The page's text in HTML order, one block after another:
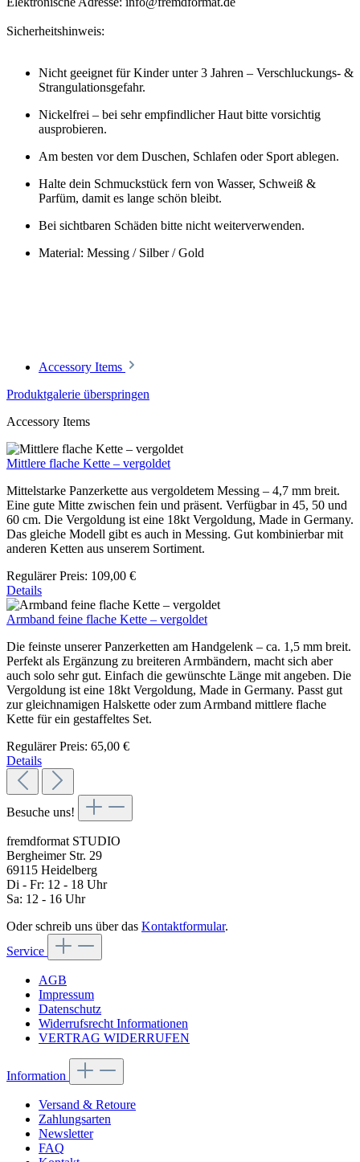
Sicherheitshinweis:
Nicht geeignet für Kinder unter 3 Jahren – Verschluckungs- &
Strangulationsgefahr.
Nickelfrei – bei sehr empfindlicher Haut bitte vorsichtig
ausprobieren.
Am besten vor dem Duschen, Schlafen oder Sport ablegen.
Halte dein Schmuckstück fern von Wasser, Schweiß &
Parfüm, damit es lange schön bleibt.
Bei sichtbaren Schäden bitte nicht weiterverwenden.
Material: Messing / Silber / Gold
Accessory Items
Produktgalerie überspringen
Accessory Items
Mittlere flache Kette – vergoldet
Mittelstarke Panzerkette aus vergoldetem Messing – 4,7 mm breit.
Eine gute Mitte zwischen fein und präsent. Verfügbar in 45, 50 und
60 cm. Die Vergoldung ist eine 18kt Vergoldung, Made in Germany.
Das gleiche Modell gibt es auch in Messing. Gut kombinierbar mit
anderen Ketten aus unserem Sortiment.
Regulärer Preis: 109,00 €
Details
Armband feine flache Kette – vergoldet
Die feinste unserer Panzerketten am Handgelenk – ca. 1,5 mm breit.
Perfekt als Ergänzung zu breiteren Armbändern, macht sich aber
auch solo sehr gut. Einfach die gewünschte Länge mit angeben. Die
Vergoldung ist eine 18kt Vergoldung, Made in Germany. Passt gut
zur gleichnamigen Halskette oder zum Armband mittlere flache
Kette für ein gestaffeltes Set.
Regulärer Preis: 65,00 €
Details
Besuche uns!
fremdformat STUDIO
Bergheimer Str. 29
69115 Heidelberg
Di - Fr: 12 - 18 Uhr
Sa: 12 - 16 Uhr
Oder schreib uns über das Kontaktformular.
Service
AGB
Impressum
Datenschutz
Widerrufsrecht Informationen
VERTRAG WIDERRUFEN
Information
Versand & Retoure
Zahlungsarten
Newsletter
FAQ